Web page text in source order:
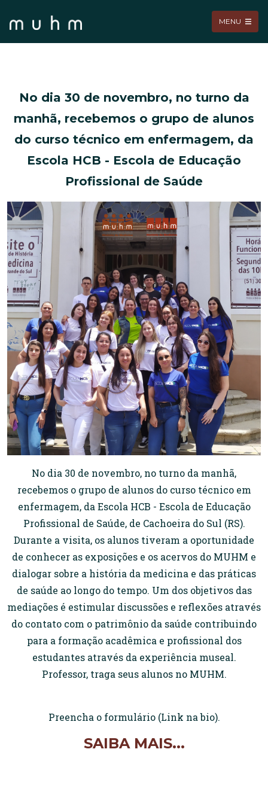
MENU
No dia 30 de novembro, no turno da
manhã, recebemos o grupo de alunos
do curso técnico em enfermagem, da
Escola HCB - Escola de Educação
Profissional de Saúde
No dia 30 de novembro, no turno da manhã,
recebemos o grupo de alunos do curso técnico em
enfermagem, da Escola HCB - Escola de Educação
Profissional de Saúde, de Cachoeira do Sul (RS).
Durante a visita, os alunos tiveram a oportunidade
de conhecer as exposições e os acervos do MUHM e
dialogar sobre a história da medicina e das práticas
de saúde ao longo do tempo. Um dos objetivos das
mediações é estimular discussões e reflexões através
do contato com o patrimônio da saúde contribuindo
para a formação acadêmica e profissional dos
estudantes através da experiência museal.
Professor, traga seus alunos no MUHM.
Preencha o formulário (Link na bio).
SAIBA MAIS...